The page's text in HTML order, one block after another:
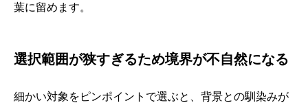
葉に留めます。
選択範囲が狭すぎるため境界が不自然になる
細かい対象をピンポイントで選ぶと、背景との馴染みが